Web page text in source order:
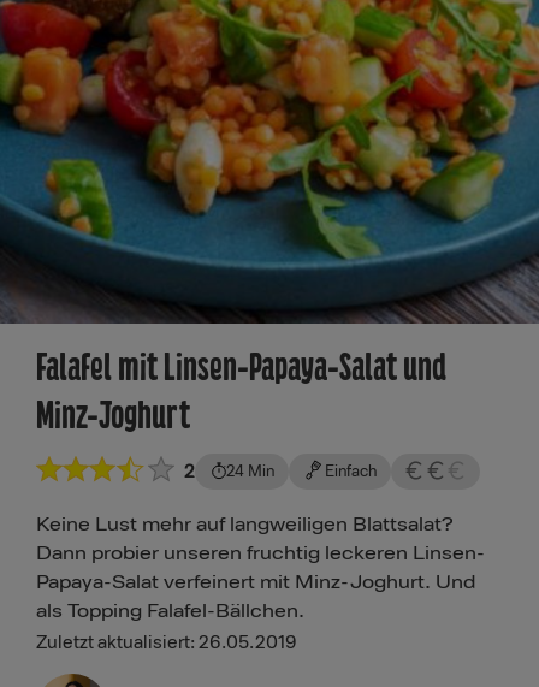
Falafel mit Linsen-Papaya-Salat und
Minz-Joghurt
2 24 Min Einfach
Keine Lust mehr auf langweiligen Blattsalat?
Dann probier unseren fruchtig leckeren Linsen-
Papaya-Salat verfeinert mit Minz-Joghurt. Und
als Topping Falafel-Bällchen.
Zuletzt aktualisiert: 26.05.2019